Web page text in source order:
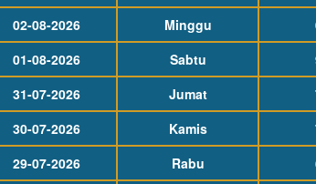
02-08-2026
Minggu
01-08-2026
Sabtu
31-07-2026
Jumat
30-07-2026
Kamis
29-07-2026
Rabu